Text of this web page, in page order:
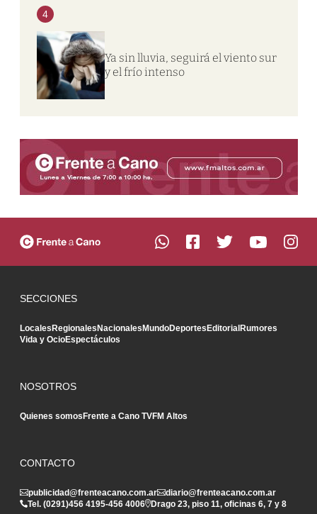
4
Ya sin lluvia, seguirá el viento sur
y el frío intenso
SECCIONES
Locales Regionales Nacionales MundoDeportes Editorial Rumores
Vida y OcioEspectáculos
NOSOTROS
Quienes somos Frente a Cano TVFM Altos
CONTACTO
publicidad@frenteacano.com.ar
diario@frenteacano.com.ar
Tel. (0291)456 4195-456 4006 Drago 23, piso 11, oficinas 6, 7 y 8